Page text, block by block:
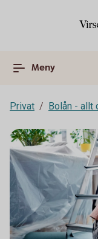
Meny
Privat Bolån - allt